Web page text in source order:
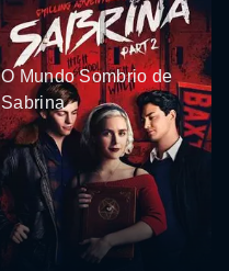
O Mundo Sombrio de
Sabrina